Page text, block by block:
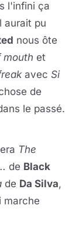
l'infini ça
aurait pu
nous ôte
mouth et
avec Si
de
le passé.
The
de Black
de Da Silva,
marche